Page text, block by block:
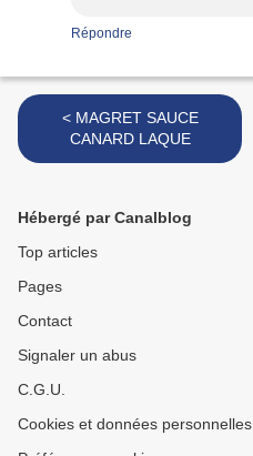
Répondre
< MAGRET SAUCE
CANARD LAQUE
Hébergé par Canalblog
Top articles
Pages
Contact
Signaler un abus
C.G.U.
Cookies et données personnelles